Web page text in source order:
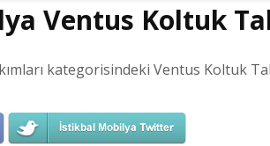
Ventus Koltuk
kategorisindeki Ventus Koltuk